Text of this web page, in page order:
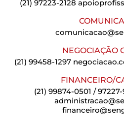
(21) 97223-2128
NEGOCIAÇÃO
(21) 99458-1297
FINANCEIRO/
(21) 99874-0501 /